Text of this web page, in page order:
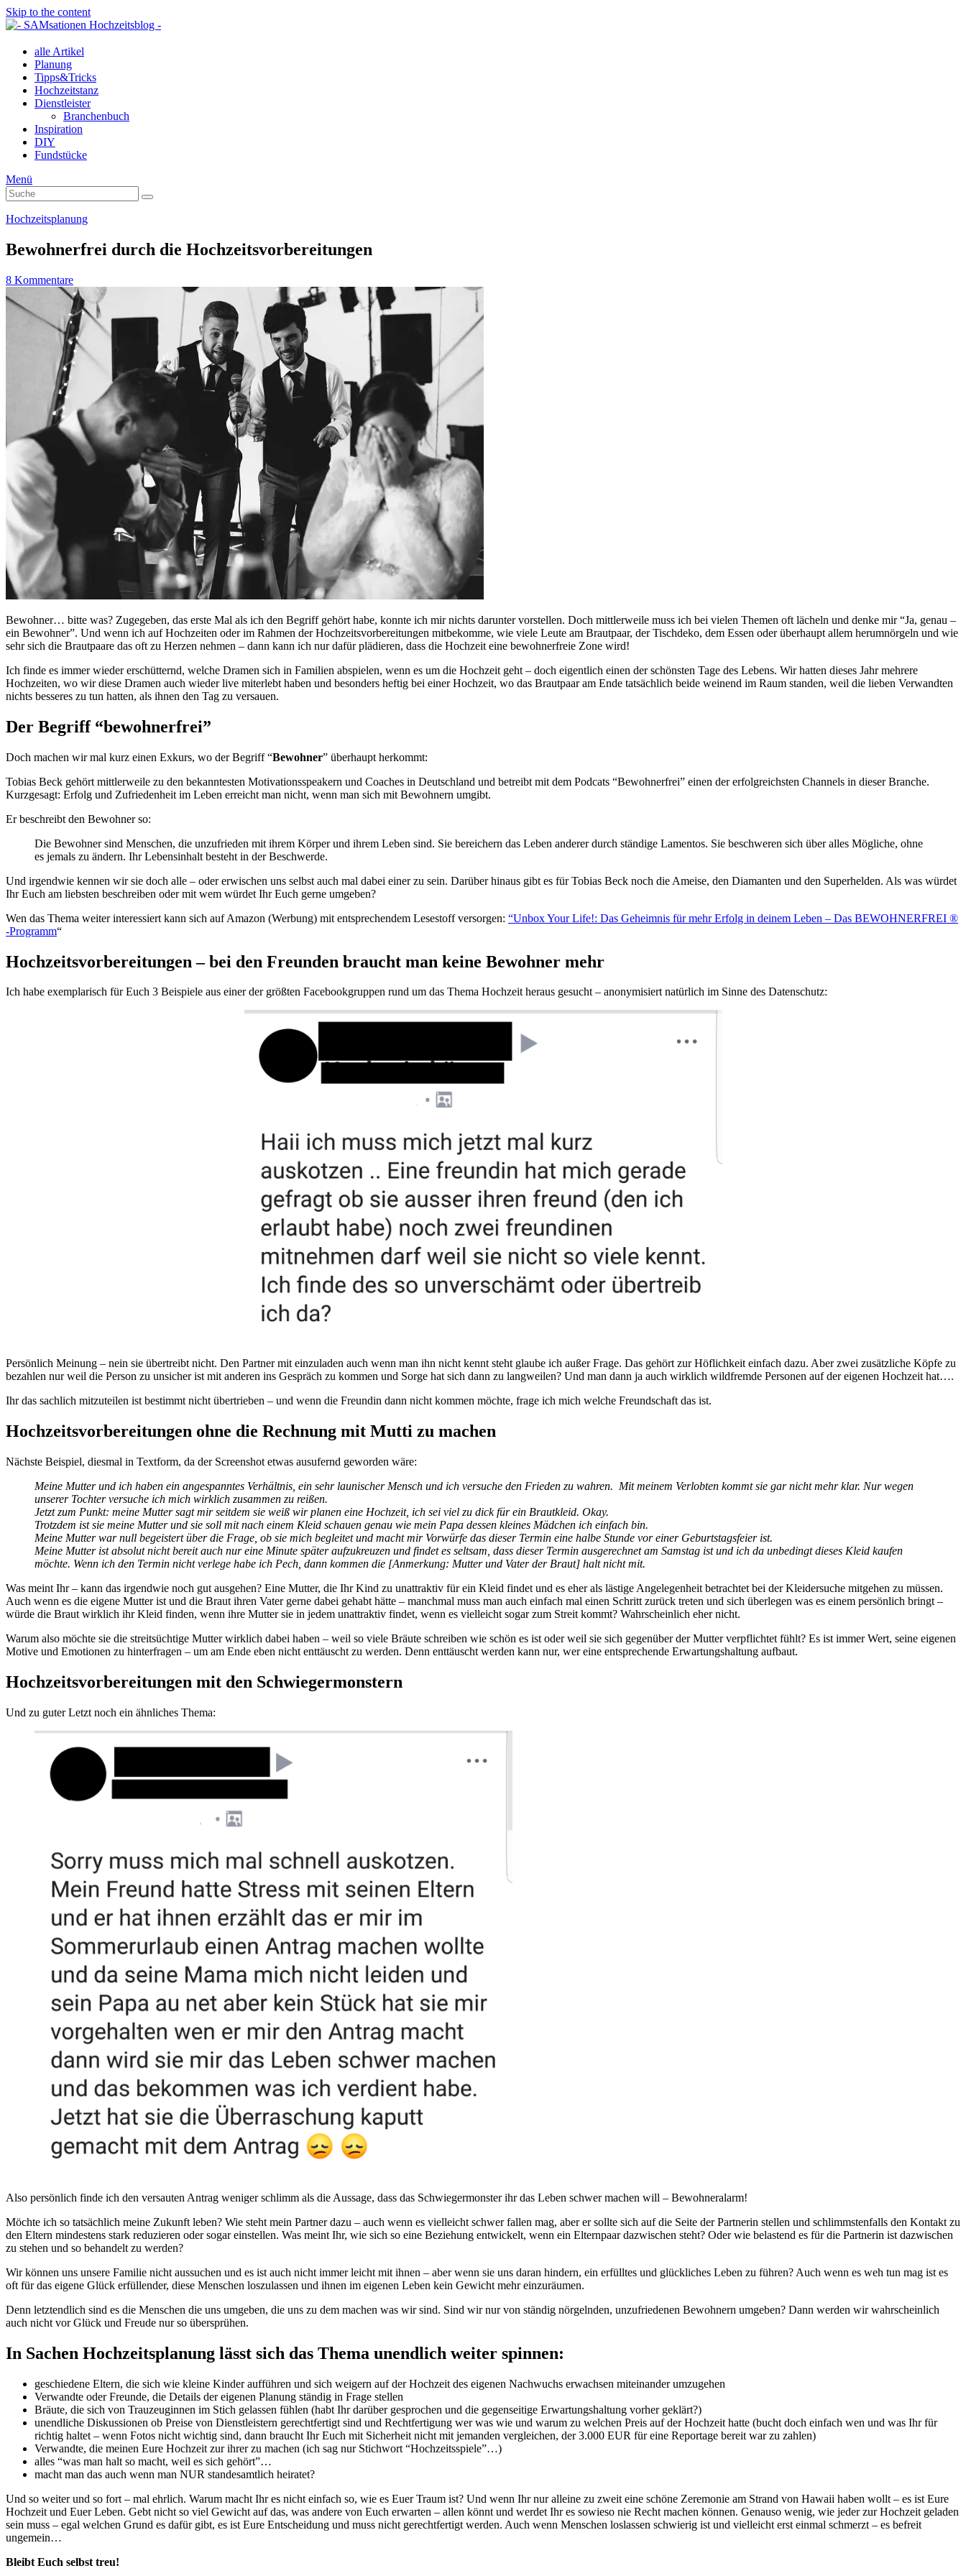
Skip to the content
alle Artikel
Planung
Tipps&Tricks
Hochzeitstanz
Dienstleister
Branchenbuch
Inspiration
DIY
Fundstücke
Menü
Suche
nach:
Suche
Hochzeitsplanung
Bewohnerfrei durch die Hochzeitsvorbereitungen
8 Kommentare
Bewohner… bitte was? Zugegeben, das erste Mal als ich den Begriff gehört habe, konnte ich mir nichts darunter vorstellen. Doch mittlerweile muss ich bei vielen Themen oft lächeln und denke mir “Ja, genau –
ein Bewohner”. Und wenn ich auf Hochzeiten oder im Rahmen der Hochzeitsvorbereitungen mitbekomme, wie viele Leute am Brautpaar, der Tischdeko, dem Essen oder überhaupt allem herumnörgeln und wie
sehr sich die Brautpaare das oft zu Herzen nehmen – dann kann ich nur dafür plädieren, dass die Hochzeit eine bewohnerfreie Zone wird!
Ich finde es immer wieder erschütternd, welche Dramen sich in Familien abspielen, wenn es um die Hochzeit geht – doch eigentlich einen der schönsten Tage des Lebens. Wir hatten dieses Jahr mehrere
Hochzeiten, wo wir diese Dramen auch wieder live miterlebt haben und besonders heftig bei einer Hochzeit, wo das Brautpaar am Ende tatsächlich beide weinend im Raum standen, weil die lieben Verwandten
nichts besseres zu tun hatten, als ihnen den Tag zu versauen.
Der Begriff “bewohnerfrei”
Doch machen wir mal kurz einen Exkurs, wo der Begriff “Bewohner” überhaupt herkommt:
Tobias Beck gehört mittlerweile zu den bekanntesten Motivationsspeakern und Coaches in Deutschland und betreibt mit dem Podcats “Bewohnerfrei” einen der erfolgreichsten Channels in dieser Branche.
Kurzgesagt: Erfolg und Zufriedenheit im Leben erreicht man nicht, wenn man sich mit Bewohnern umgibt.
Er beschreibt den Bewohner so:
Die Bewohner sind Menschen, die unzufrieden mit ihrem Körper und ihrem Leben sind. Sie bereichern das Leben anderer durch ständige Lamentos. Sie beschweren sich über alles Mögliche, ohne
es jemals zu ändern. Ihr Lebensinhalt besteht in der Beschwerde.
Und irgendwie kennen wir sie doch alle – oder erwischen uns selbst auch mal dabei einer zu sein. Darüber hinaus gibt es für Tobias Beck noch die Ameise, den Diamanten und den Superhelden. Als was würdet
Ihr Euch am liebsten beschreiben oder mit wem würdet Ihr Euch gerne umgeben?
Wen das Thema weiter interessiert kann sich auf Amazon (Werbung) mit entsprechendem Lesestoff versorgen: “Unbox Your Life!: Das Geheimnis für mehr Erfolg in deinem Leben – Das BEWOHNERFREI ®
-Programm“
Hochzeitsvorbereitungen – bei den Freunden braucht man keine Bewohner mehr
Ich habe exemplarisch für Euch 3 Beispiele aus einer der größten Facebookgruppen rund um das Thema Hochzeit heraus gesucht – anonymisiert natürlich im Sinne des Datenschutz:
Persönlich Meinung – nein sie übertreibt nicht. Den Partner mit einzuladen auch wenn man ihn nicht kennt steht glaube ich außer Frage. Das gehört zur Höflichkeit einfach dazu. Aber zwei zusätzliche Köpfe zu
bezahlen nur weil die Person zu unsicher ist mit anderen ins Gespräch zu kommen und Sorge hat sich dann zu langweilen? Und man dann ja auch wirklich wildfremde Personen auf der eigenen Hochzeit hat….
Ihr das sachlich mitzuteilen ist bestimmt nicht übertrieben – und wenn die Freundin dann nicht kommen möchte, frage ich mich welche Freundschaft das ist.
Hochzeitsvorbereitungen ohne die Rechnung mit Mutti zu machen
Nächste Beispiel, diesmal in Textform, da der Screenshot etwas ausufernd geworden wäre:
Meine Mutter und ich haben ein angespanntes Verhältnis, ein sehr launischer Mensch und ich versuche den Frieden zu wahren. Mit meinem Verlobten kommt sie gar nicht mehr klar. Nur wegen
unserer Tochter versuche ich mich wirklich zusammen zu reißen.
Jetzt zum Punkt: meine Mutter sagt mir seitdem sie weiß wir planen eine Hochzeit, ich sei viel zu dick für ein Brautkleid. Okay.
Trotzdem ist sie meine Mutter und sie soll mit nach einem Kleid schauen genau wie mein Papa dessen kleines Mädchen ich einfach bin.
Meine Mutter war null begeistert über die Frage, ob sie mich begleitet und macht mir Vorwürfe das dieser Termin eine halbe Stunde vor einer Geburtstagsfeier ist.
Meine Mutter ist absolut nicht bereit auch nur eine Minute später aufzukreuzen und findet es seltsam, dass dieser Termin ausgerechnet am Samstag ist und ich da unbedingt dieses Kleid kaufen
möchte. Wenn ich den Termin nicht verlege habe ich Pech, dann kommen die [Anmerkung: Mutter und Vater der Braut] halt nicht mit.
Was meint Ihr – kann das irgendwie noch gut ausgehen? Eine Mutter, die Ihr Kind zu unattraktiv für ein Kleid findet und es eher als lästige Angelegenheit betrachtet bei der Kleidersuche mitgehen zu müssen.
Auch wenn es die eigene Mutter ist und die Braut ihren Vater gerne dabei gehabt hätte – manchmal muss man auch einfach mal einen Schritt zurück treten und sich überlegen was es einem persönlich bringt –
würde die Braut wirklich ihr Kleid finden, wenn ihre Mutter sie in jedem unattraktiv findet, wenn es vielleicht sogar zum Streit kommt? Wahrscheinlich eher nicht.
Warum also möchte sie die streitsüchtige Mutter wirklich dabei haben – weil so viele Bräute schreiben wie schön es ist oder weil sie sich gegenüber der Mutter verpflichtet fühlt? Es ist immer Wert, seine eigenen
Motive und Emotionen zu hinterfragen – um am Ende eben nicht enttäuscht zu werden. Denn enttäuscht werden kann nur, wer eine entsprechende Erwartungshaltung aufbaut.
Hochzeitsvorbereitungen mit den Schwiegermonstern
Und zu guter Letzt noch ein ähnliches Thema:
Also persönlich finde ich den versauten Antrag weniger schlimm als die Aussage, dass das Schwiegermonster ihr das Leben schwer machen will – Bewohneralarm!
Möchte ich so tatsächlich meine Zukunft leben? Wie steht mein Partner dazu – auch wenn es vielleicht schwer fallen mag, aber er sollte sich auf die Seite der Partnerin stellen und schlimmstenfalls den Kontakt zu
den Eltern mindestens stark reduzieren oder sogar einstellen. Was meint Ihr, wie sich so eine Beziehung entwickelt, wenn ein Elternpaar dazwischen steht? Oder wie belastend es für die Partnerin ist dazwischen
zu stehen und so behandelt zu werden?
Wir können uns unsere Familie nicht aussuchen und es ist auch nicht immer leicht mit ihnen – aber wenn sie uns daran hindern, ein erfülltes und glückliches Leben zu führen? Auch wenn es weh tun mag ist es
oft für das eigene Glück erfüllender, diese Menschen loszulassen und ihnen im eigenen Leben kein Gewicht mehr einzuräumen.
Denn letztendlich sind es die Menschen die uns umgeben, die uns zu dem machen was wir sind. Sind wir nur von ständig nörgelnden, unzufriedenen Bewohnern umgeben? Dann werden wir wahrscheinlich
auch nicht vor Glück und Freude nur so übersprühen.
In Sachen Hochzeitsplanung lässt sich das Thema unendlich weiter spinnen:
geschiedene Eltern, die sich wie kleine Kinder aufführen und sich weigern auf der Hochzeit des eigenen Nachwuchs erwachsen miteinander umzugehen
Verwandte oder Freunde, die Details der eigenen Planung ständig in Frage stellen
Bräute, die sich von Trauzeuginnen im Stich gelassen fühlen (habt Ihr darüber gesprochen und die gegenseitige Erwartungshaltung vorher geklärt?)
unendliche Diskussionen ob Preise von Dienstleistern gerechtfertigt sind und Rechtfertigung wer was wie und warum zu welchen Preis auf der Hochzeit hatte (bucht doch einfach wen und was Ihr für
richtig haltet – wenn Fotos nicht wichtig sind, dann braucht Ihr Euch mit Sicherheit nicht mit jemanden vergleichen, der 3.000 EUR für eine Reportage bereit war zu zahlen)
Verwandte, die meinen Eure Hochzeit zur ihrer zu machen (ich sag nur Stichwort “Hochzeitsspiele”…)
alles “was man halt so macht, weil es sich gehört”…
macht man das auch wenn man NUR standesamtlich heiratet?
Und so weiter und so fort – mal ehrlich. Warum macht Ihr es nicht einfach so, wie es Euer Traum ist? Und wenn Ihr nur alleine zu zweit eine schöne Zeremonie am Strand von Hawaii haben wollt – es ist Eure
Hochzeit und Euer Leben. Gebt nicht so viel Gewicht auf das, was andere von Euch erwarten – allen könnt und werdet Ihr es sowieso nie Recht machen können. Genauso wenig, wie jeder zur Hochzeit geladen
sein muss – egal welchen Grund es dafür gibt, es ist Eure Entscheidung und muss nicht gerechtfertigt werden. Auch wenn Menschen loslassen schwierig ist und vielleicht erst einmal schmerzt – es befreit
ungemein…
Bleibt Euch selbst treu!